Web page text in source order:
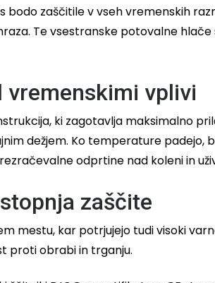
bodo zaščitile v vseh vremenskih
Te vsestranske potovalne
vremenskimi vplivi
ki zagotavlja maksimalno
dežjem. Ko temperature
odprtine nad koleni in
zaščite
mestu, kar potrjujejo tudi visoki
proti obrabi in trganju.